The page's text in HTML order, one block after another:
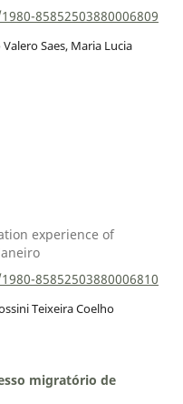
85852503880006809
Saes, Maria Lucia
experience of
85852503880006810
Teixeira Coelho
migratório de